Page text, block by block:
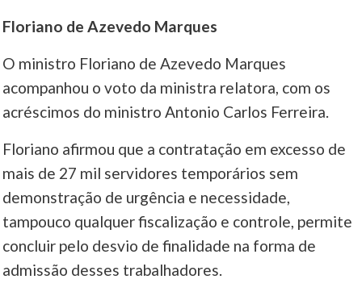
Floriano de Azevedo Marques
O ministro Floriano de Azevedo Marques
acompanhou o voto da ministra relatora, com os
acréscimos do ministro Antonio Carlos Ferreira.
Floriano afirmou que a contratação em excesso de
mais de 27 mil servidores temporários sem
demonstração de urgência e necessidade,
tampouco qualquer fiscalização e controle, permite
concluir pelo desvio de finalidade na forma de
admissão desses trabalhadores.